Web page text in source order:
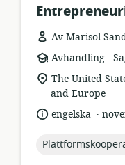
Av Marisol
resursformat:
Avhandling .
relevant
plats:
The United
and Europe
språk:engelska .
topic: